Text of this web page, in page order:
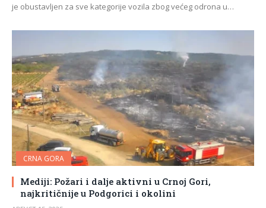
je obustavljen za sve kategorije vozila zbog većeg odrona u…
CRNA GORA
Mediji: Požari i dalje aktivni u Crnoj Gori,
najkritičnije u Podgorici i okolini